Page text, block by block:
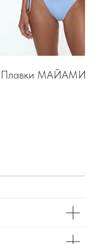
Плавки МАЙАМИ